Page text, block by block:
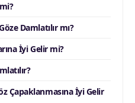
Damlatılır mı?
İyi Gelir mi?
Çapaklanmasına İyi Gelir